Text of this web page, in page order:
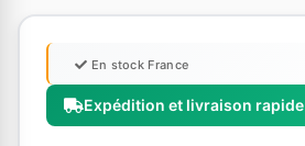
Expédition et livraison rapide
En stock France